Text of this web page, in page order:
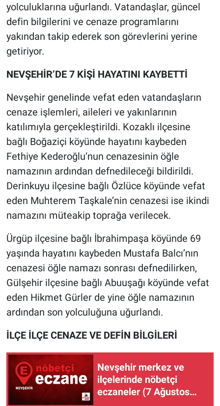
yolculuklarına uğurlandı. Vatandaşlar, güncel
defin bilgilerini ve cenaze programlarını
yakından takip ederek son görevlerini yerine
getiriyor.
NEVŞEHİR’DE 7 KİŞİ HAYATINI KAYBETTİ
Nevşehir genelinde vefat eden vatandaşların
cenaze işlemleri, aileleri ve yakınlarının
katılımıyla gerçekleştirildi. Kozaklı ilçesine
bağlı Boğaziçi köyünde hayatını kaybeden
Fethiye Kederoğlu’nun cenazesinin öğle
namazının ardından defnedileceği bildirildi.
Derinkuyu ilçesine bağlı Özlüce köyünde vefat
eden Muhterem Taşkale’nin cenazesi ise ikindi
namazını müteakip toprağa verilecek.
Ürgüp ilçesine bağlı İbrahimpaşa köyünde 69
yaşında hayatını kaybeden Mustafa Balcı’nın
cenazesi öğle namazı sonrası defnedilirken,
Gülşehir ilçesine bağlı Abuuşağı köyünde vefat
eden Hikmet Gürler de yine öğle namazının
ardından son yolculuğuna uğurlandı.
İLÇE İLÇE CENAZE VE DEFİN BİLGİLERİ
Nevşehir merkez ve
ilçelerinde nöbetçi
eczaneler (7 Ağustos